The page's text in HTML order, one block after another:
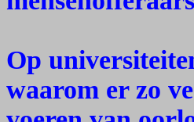
Op
waarom er zo